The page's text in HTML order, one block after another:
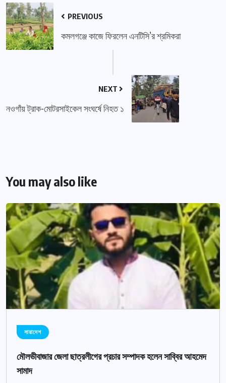
PREVIOUS
কমলগঞ্জে কাজে ফিরলেন এনটিসি’র শ্রমিকরা
NEXT
নওগাঁয় ট্রাক-মোটরসাইকেল সংঘর্ষে নিহত ১
You may also like
সারাদেশ
মৌলভীবাজার জেলা ছাত্রলীগের প্রচার সম্পাদক হলেন সাব্বির আহমেদ
সামাদ